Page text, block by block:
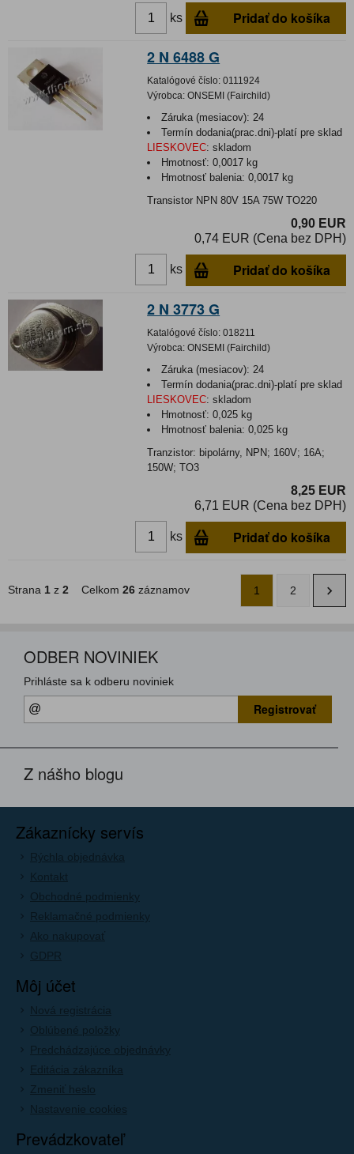
ks Pridať do košíka
2 N 6488 G
Katalógové číslo: 0111924
Výrobca: ONSEMI (Fairchild)
Záruka (mesiacov): 24
Termín dodania(prac.dni)-platí pre sklad
LIESKOVEC: skladom
Hmotnosť:0,0017 kg
Hmotnosť balenia:0,0017 kg
Transistor NPN 80V 15A 75W TO220
0,90 EUR
0,74 EUR (Cena bez DPH)
ks Pridať do košíka
2 N 3773 G
Katalógové číslo: 018211
Výrobca: ONSEMI (Fairchild)
Záruka (mesiacov): 24
Termín dodania(prac.dni)-platí pre sklad
LIESKOVEC: skladom
Hmotnosť:0,025 kg
Hmotnosť balenia:0,025 kg
Tranzistor: bipolárny, NPN; 160V; 16A;
150W; TO3
8,25 EUR
6,71 EUR (Cena bez DPH)
ks Pridať do košíka
Strana 1 z 2 Celkom 26 záznamov 1 2
ODBER NOVINIEK
Prihláste sa k odberu noviniek
Registrovať
Z nášho blogu
Zákaznícky servís
Rýchla objednávka
Kontakt
Obchodné podmienky
Reklamačné podmienky
Ako nakupovať
GDPR
Môj účet
Nová registrácia
Oblúbené položky
Predchádzajúce objednávky
Editácia zákazníka
Zmeniť heslo
Nastavenie cookies
Prevádzkovateľ